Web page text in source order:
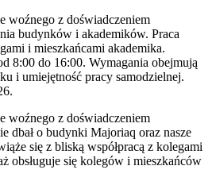
woźnego z doświadczeniem
budynków i akademików. Praca
i mieszkańcami akademika.
8:00 do 16:00. Wymagania obejmują
i umiejętność pracy samodzielnej.
woźnego z doświadczeniem
dbał o budynki Majoriaq oraz nasze
się z bliską współpracą z kolegami
obsługuje się kolegów i mieszkańców